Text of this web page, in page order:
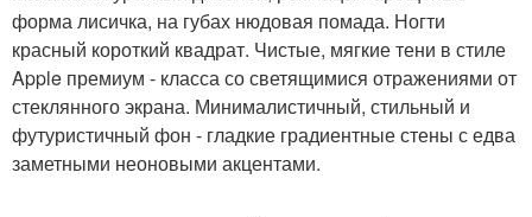
форма лисичка, на губах нюдовая помада. Ногти
красный короткий квадрат. Чистые, мягкие тени в стиле
Apple премиум - класса со светящимися отражениями от
стеклянного экрана. Минималистичный, стильный и
футуристичный фон - гладкие градиентные стены с едва
заметными неоновыми акцентами.